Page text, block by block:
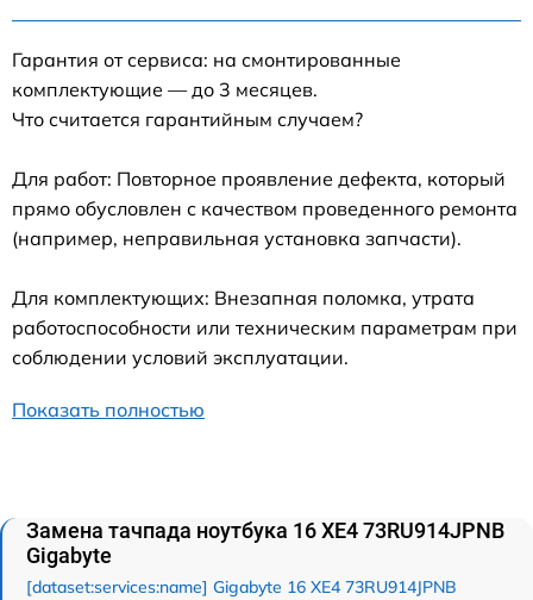
Гарантия от сервиса: на смонтированные
комплектующие — до 3 месяцев.
Что считается гарантийным случаем?
Для работ: Повторное проявление дефекта, который
прямо обусловлен с качеством проведенного ремонта
(например, неправильная установка запчасти).
Для комплектующих: Внезапная поломка, утрата
работоспособности или техническим параметрам при
соблюдении условий эксплуатации.
Показать полностью
Замена тачпада ноутбука 16 XE4 73RU914JPNB
Gigabyte
[dataset:services:name] Gigabyte 16 XE4 73RU914JPNB